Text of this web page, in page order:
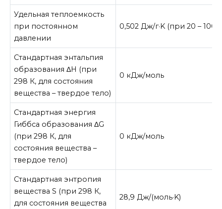
Удельная теплоемкость
при постоянном
давлении
0,502 Дж/г·K (при 20 – 100
Стандартная энтальпия
образования ΔH (при
298 К, для состояния
вещества – твердое тело)
0 кДж/моль
Стандартная энергия
Гиббса образования ΔG
(при 298 К, для
состояния вещества –
твердое тело)
0 кДж/моль
Стандартная энтропия
вещества S (при 298 К,
для состояния вещества
28,9 Дж/(моль·K)